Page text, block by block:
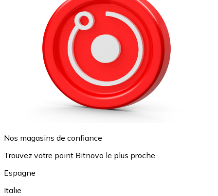
Nos magasins de confiance
Trouvez votre point Bitnovo le plus proche
Espagne
Italie